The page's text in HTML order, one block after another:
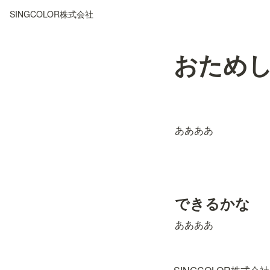
SINGCOLOR株式会社
おためし
ああああ
できるかな
ああああ